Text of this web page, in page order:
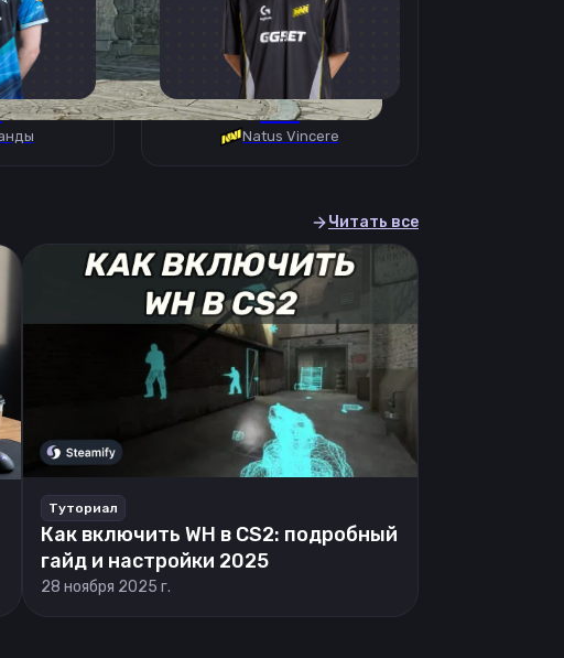
B1T
Natus Vincere
Читать все
Туториал
Как включить WH в CS2: подробный
гайд и настройки 2025
28 ноября 2025 г.